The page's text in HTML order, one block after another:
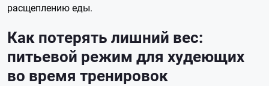
расщеплению еды.
Как потерять лишний вес:
питьевой режим для худеющих
во время тренировок